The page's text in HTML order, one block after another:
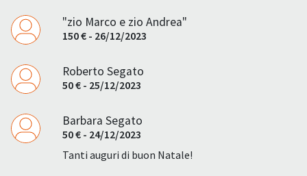
"zio Marco e zio Andrea"
150 € - 26/12/2023
Roberto Segato
50 € - 25/12/2023
Barbara Segato
50 € - 24/12/2023
Tanti auguri di buon Natale!